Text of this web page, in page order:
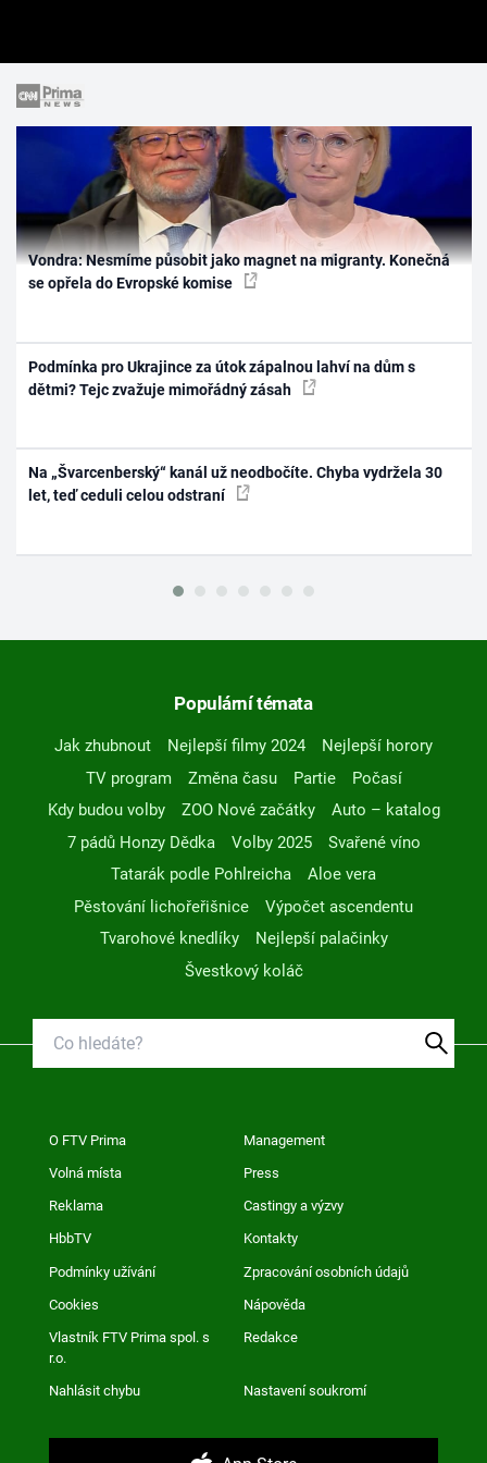
Vondra: Nesmíme působit jako magnet na migranty. Konečná
se opřela do Evropské komise
Podmínka pro Ukrajince za útok zápalnou lahví na dům s
dětmi? Tejc zvažuje mimořádný zásah
Na „Švarcenberský“ kanál už neodbočíte. Chyba vydržela 30
let, teď ceduli celou odstraní
Populární témata
Jak zhubnout Nejlepší filmy 2024
Nejlepší horory
TV program
Změna času Partie
Počasí
Kdy budou volby
ZOO Nové začátky
Auto – katalog
7 pádů Honzy Dědka
Volby 2025
Svařené víno
Tatarák podle Pohlreicha
Aloe vera
Pěstování lichořeřišnice
Výpočet ascendentu
Tvarohové knedlíky
Nejlepší palačinky
Švestkový koláč
O FTV Prima Management
Volná místa Press
Reklama Castingy a výzvy
HbbTV Kontakty
Podmínky užívání Zpracování osobních údajů
Cookies Nápověda
Vlastník FTV Prima spol. s
r.o.
Redakce
Nahlásit chybu Nastavení soukromí